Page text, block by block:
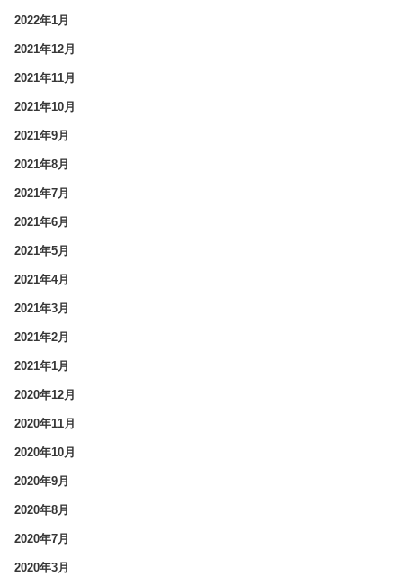
2022年1月
2021年12月
2021年11月
2021年10月
2021年9月
2021年8月
2021年7月
2021年6月
2021年5月
2021年4月
2021年3月
2021年2月
2021年1月
2020年12月
2020年11月
2020年10月
2020年9月
2020年8月
2020年7月
2020年3月